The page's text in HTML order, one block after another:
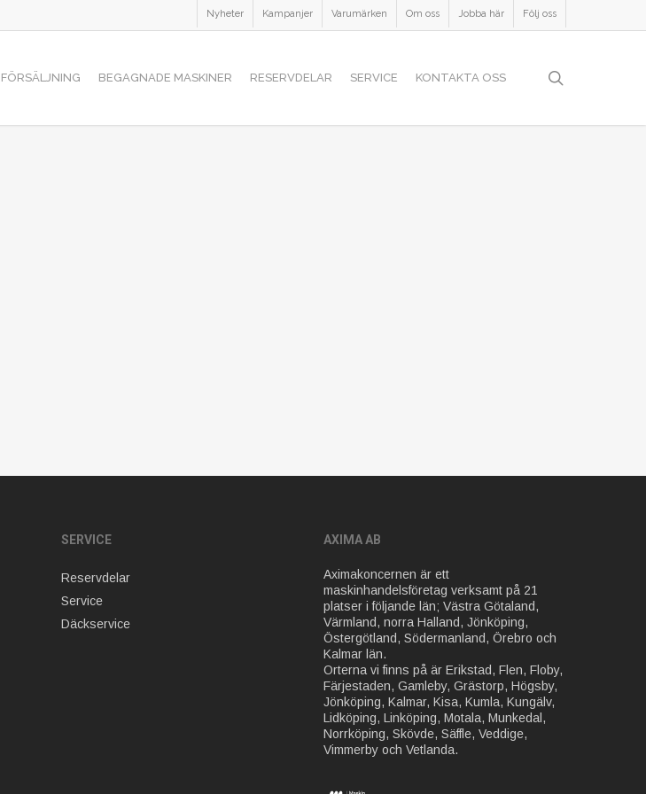
Nyheter Kampanjer Varumärken Om oss Jobba här Följ oss
FÖRSÄLJNING BEGAGNADE MASKINER RESERVDELAR SERVICE KONTAKTA OSS
SERVICE
Reservdelar
Service
Däckservice
AXIMA AB
Aximakoncernen är ett
maskinhandelsföretag verksamt på 21
platser i följande län; Västra Götaland,
Värmland, norra Halland, Jönköping,
Östergötland, Södermanland, Örebro och
Kalmar län.
Orterna vi finns på är Erikstad, Flen, Floby,
Färjestaden, Gamleby, Grästorp, Högsby,
Jönköping, Kalmar, Kisa, Kumla, Kungälv,
Lidköping, Linköping, Motala, Munkedal,
Norrköping, Skövde, Säffle, Veddige,
Vimmerby och Vetlanda.